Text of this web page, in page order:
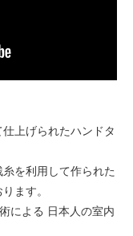
上げられたハンドタ
を利用して作られた
ます。
による 日本人の室内